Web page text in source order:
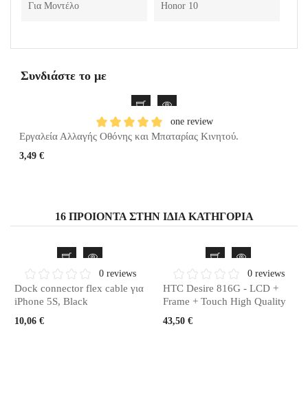
Για Μοντέλο Honor 10
Συνδιάστε το με
one review
Εργαλεία Αλλαγής Οθόνης και Μπαταρίας Κινητού.
3,49 €
16 ΠΡΟΙΌΝΤΑ ΣΤΗΝ ΊΔΙΑ ΚΑΤΗΓΟΡΊΑ
0 reviews
Dock connector flex cable για
iPhone 5S, Black
10,06 €
0 reviews
HTC Desire 816G - LCD +
Frame + Touch High Quality
43,50 €